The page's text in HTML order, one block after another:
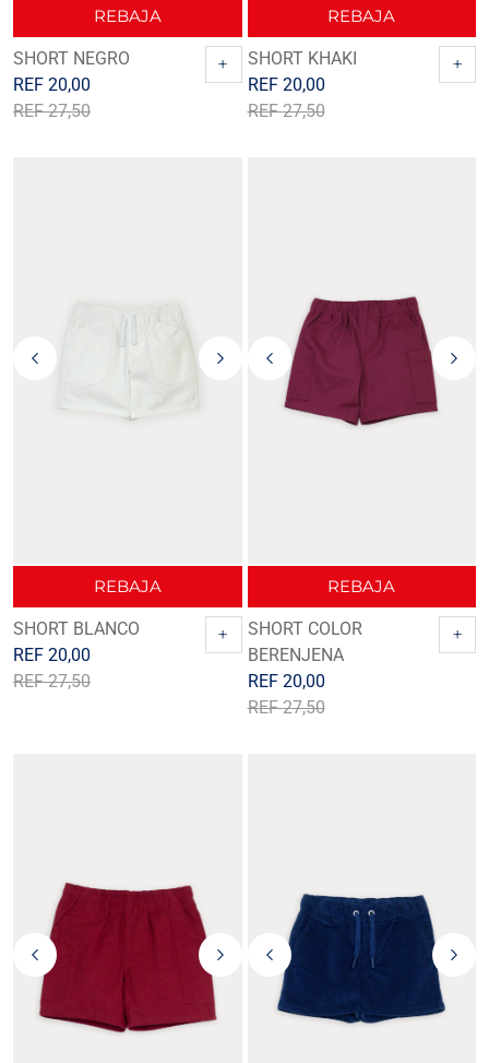
REBAJA
SHORT NEGRO
REF27,50
REF 20,00
+
REBAJA
SHORT KHAKI
REF27,50
REF 20,00
+
REBAJA
SHORT BLANCO
REF27,50
REF 20,00
+
REBAJA
SHORT COLOR
BERENJENA
REF27,50
REF 20,00
+